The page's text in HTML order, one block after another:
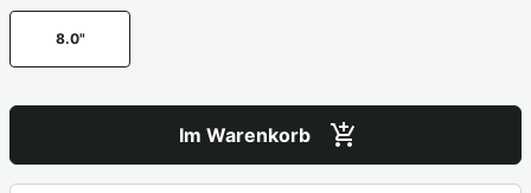
8.0"
Im Warenkorb